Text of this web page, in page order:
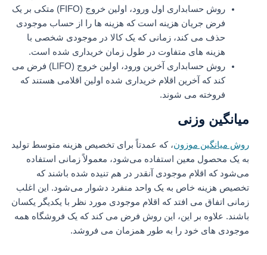
روش حسابداری اول ورود، اولین خروج (FIFO) متکی بر یک
فرض جریان هزینه است که هزینه ها را از حساب موجودی
حذف می کند، زمانی که یک کالا در موجودی شخصی با
هزینه های متفاوت در طول زمان خریداری شده است.
روش حسابداری آخرین ورود، اولین خروج (LIFO) فرض می
کند که آخرین اقلام خریداری شده اولین اقلامی هستند که
فروخته می شوند.
میانگین وزنی
روش میانگین موزون، که عمدتاً برای تخصیص هزینه متوسط تولید
به یک محصول معین استفاده می‌شود، معمولاً زمانی استفاده
می‌شود که اقلام موجودی آنقدر در هم تنیده شده باشند که
تخصیص هزینه خاص به یک واحد منفرد دشوار می‌شود. این اغلب
زمانی اتفاق می افتد که اقلام موجودی مورد نظر با یکدیگر یکسان
باشند. علاوه بر این، این روش فرض می کند که یک فروشگاه همه
موجودی های خود را به طور همزمان می فروشد.